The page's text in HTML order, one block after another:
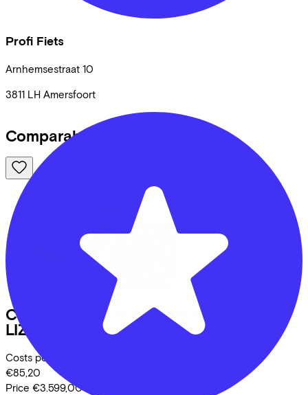
Profi Fiets
Arnhemsestraat 10
3811 LH Amersfoort
Comparable bikes
Cube
KATHMANDU HYBRID PRO 800
LIZARD/BLACK (2026)
Costs per month from
€85,20
Price €3.599,00